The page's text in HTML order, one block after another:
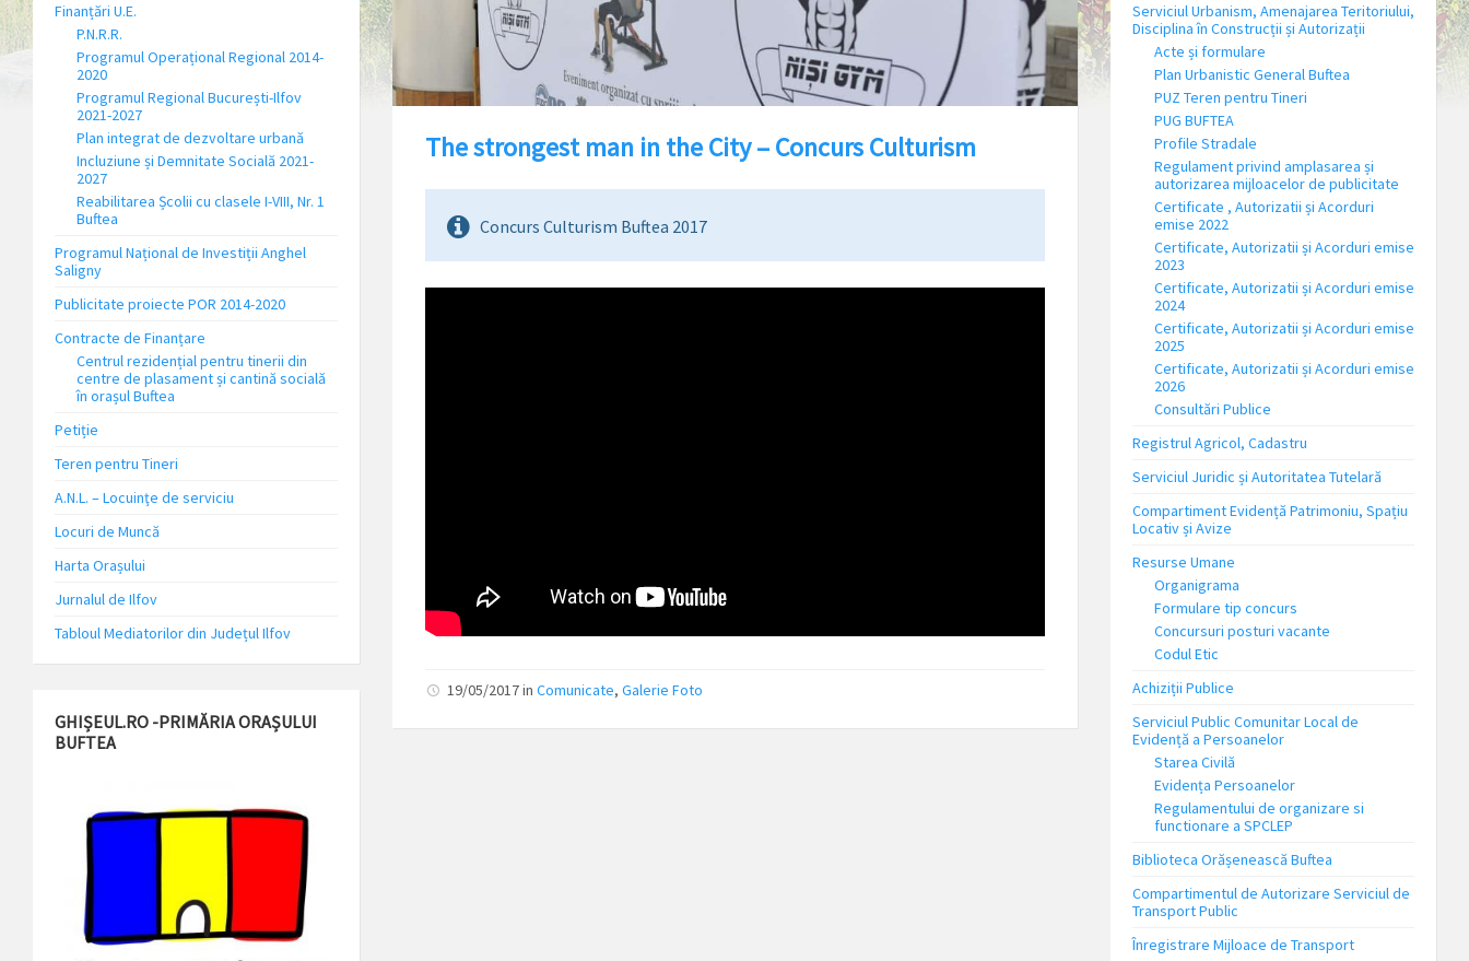
The strongest man in the City – Concurs Culturism
Concurs Culturism Buftea 2017
19/05/2017in Comunicate, Galerie Foto
Finanțări U.E.
P.N.R.R.
Programul Operațional Regional 2014-
2020
Programul Regional București-Ilfov
2021-2027
Plan integrat de dezvoltare urbană
Incluziune și Demnitate Socială 2021-
2027
Reabilitarea Școlii cu clasele I-VIII, Nr. 1
Buftea
Programul Național de Investiții Anghel
Saligny
Publicitate proiecte POR 2014-2020
Contracte de Finanțare
Centrul rezidențial pentru tinerii din
centre de plasament și cantină socială
în orașul Buftea
Petiție
Teren pentru Tineri
A.N.L. – Locuinţe de serviciu
Locuri de Muncă
Harta Orașului
Jurnalul de Ilfov
Tabloul Mediatorilor din Județul Ilfov
GHIȘEUL.RO -PRIMĂRIA ORAȘULUI
BUFTEA
Serviciul Urbanism, Amenajarea Teritoriului,
Disciplina în Construcții și Autorizații
Acte și formulare
Plan Urbanistic General Buftea
PUZ Teren pentru Tineri
PUG BUFTEA
Profile Stradale
Regulament privind amplasarea și
autorizarea mijloacelor de publicitate
Certificate , Autorizatii și Acorduri
emise 2022
Certificate, Autorizatii și Acorduri emise
2023
Certificate, Autorizatii și Acorduri emise
2024
Certificate, Autorizatii și Acorduri emise
2025
Certificate, Autorizatii și Acorduri emise
2026
Consultări Publice
Registrul Agricol, Cadastru
Serviciul Juridic și Autoritatea Tutelară
Compartiment Evidență Patrimoniu, Spațiu
Locativ și Avize
Resurse Umane
Organigrama
Formulare tip concurs
Concursuri posturi vacante
Codul Etic
Achiziții Publice
Serviciul Public Comunitar Local de
Evidență a Persoanelor
Starea Civilă
Evidența Persoanelor
Regulamentului de organizare si
functionare a SPCLEP
Biblioteca Orășenească Buftea
Compartimentul de Autorizare Serviciul de
Transport Public
Înregistrare Mijloace de Transport